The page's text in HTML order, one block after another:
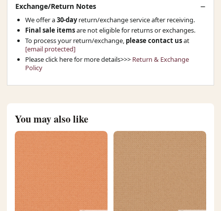
Exchange/Return Notes
We offer a30-dayreturn/exchange service after receiving.
Final sale itemsare not eligible for returns or exchanges.
To process your return/exchange, please contact usat
[email protected]
Please click here for more details>>> Return & Exchange
Policy
You may also like